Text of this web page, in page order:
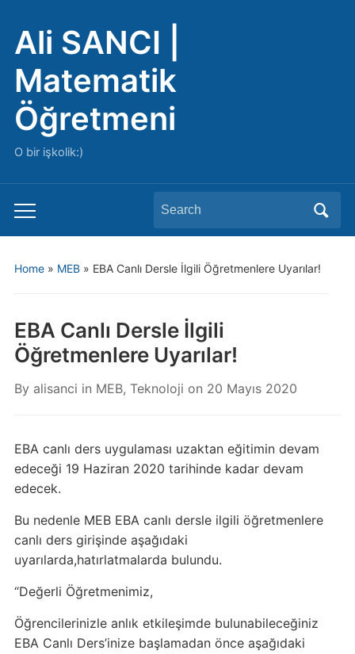
Ali SANCI |
Matematik
Öğretmeni
O bir işkolik:)
Toggle
mobile
Search
for:
Home» MEB» EBA Canlı Dersle İlgili Öğretmenlere Uyarılar!
EBA Canlı Dersle İlgili
Öğretmenlere Uyarılar!
By alisanci in MEB, Teknoloji on 20 Mayıs 2020
EBA canlı ders uygulaması uzaktan eğitimin devam
edeceği 19 Haziran 2020 tarihinde kadar devam
edecek.
Bu nedenle MEB EBA canlı dersle ilgili öğretmenlere
canlı ders girişinde aşağıdaki
uyarılarda,hatırlatmalarda bulundu.
“Değerli Öğretmenimiz,
Öğrencilerinizle anlık etkileşimde bulunabileceğiniz
EBA Canlı Ders’inize başlamadan önce aşağıdaki